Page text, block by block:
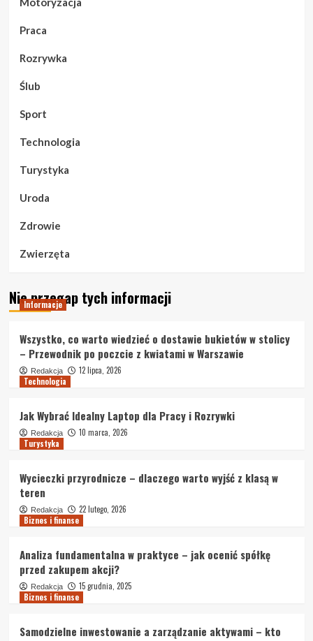
Praca
Rozrywka
Ślub
Sport
Technologia
Turystyka
Uroda
Zdrowie
Zwierzęta
Nie przegap tych informacji
Informacje
Wszystko, co warto wiedzieć o dostawie bukietów w stolicy
– Przewodnik po poczcie z kwiatami w Warszawie
Redakcja
12 lipca, 2026
Technologia
Jak Wybrać Idealny Laptop dla Pracy i Rozrywki
Redakcja
10 marca, 2026
Turystyka
Wycieczki przyrodnicze – dlaczego warto wyjść z klasą w
teren
Redakcja
22 lutego, 2026
Biznes i finanse
Analiza fundamentalna w praktyce – jak ocenić spółkę
przed zakupem akcji?
Redakcja
15 grudnia, 2025
Biznes i finanse
Samodzielne inwestowanie a zarządzanie aktywami – kto